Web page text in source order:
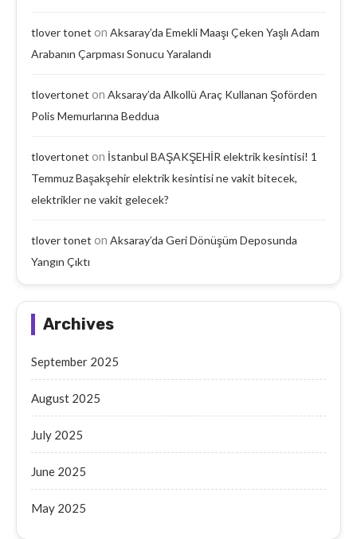
tlover tonet on Aksaray’da Emekli Maaşı Çeken Yaşlı Adam
Arabanın Çarpması Sonucu Yaralandı
tlovertonet on Aksaray’da Alkollü Araç Kullanan Şoförden
Polis Memurlarına Beddua
tlovertonet on İstanbul BAŞAKŞEHİR elektrik kesintisi! 1
Temmuz Başakşehir elektrik kesintisi ne vakit bitecek,
elektrikler ne vakit gelecek?
tlover tonet on Aksaray’da Geri Dönüşüm Deposunda
Yangın Çıktı
Archives
September 2025
August 2025
July 2025
June 2025
May 2025